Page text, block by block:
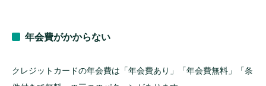
年会費がかからない
クレジットカードの年会費は「年会費あり」「年会費無料」「条